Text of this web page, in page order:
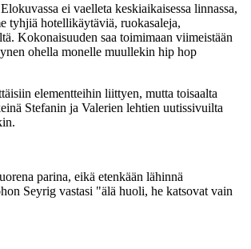
ei vaelleta keskiaikaisessa linnassa,
tyhjiä hotellikäytäviä, ruokasaleja,
Kokonaisuuden saa toimimaan viimeistään
ohella monelle muullekin hip hop
elementteihin liittyen, mutta toisaalta
Stefanin ja Valerien lehtien uutissivuilta
parina, eikä etenkään lähinnä
Seyrig vastasi "älä huoli, he katsovat vain